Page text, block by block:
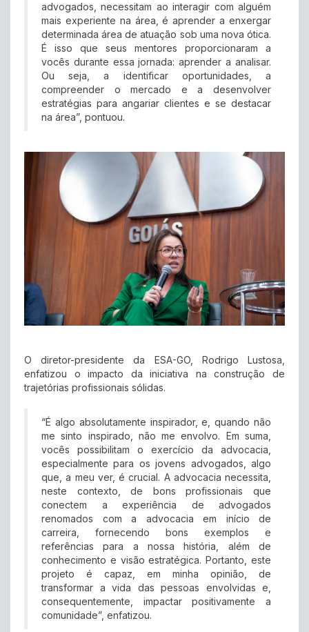
advogados, necessitam ao interagir com alguém
mais experiente na área, é aprender a enxergar
determinada área de atuação sob uma nova ótica.
É isso que seus mentores proporcionaram a
vocês durante essa jornada: aprender a analisar.
Ou seja, a identificar oportunidades, a
compreender o mercado e a desenvolver
estratégias para angariar clientes e se destacar
na área”, pontuou.
O diretor-presidente da ESA-GO, Rodrigo Lustosa,
enfatizou o impacto da iniciativa na construção de
trajetórias profissionais sólidas.
“É algo absolutamente inspirador, e, quando não
me sinto inspirado, não me envolvo. Em suma,
vocês possibilitam o exercício da advocacia,
especialmente para os jovens advogados, algo
que, a meu ver, é crucial. A advocacia necessita,
neste contexto, de bons profissionais que
conectem a experiência de advogados
renomados com a advocacia em início de
carreira, fornecendo bons exemplos e
referências para a nossa história, além de
conhecimento e visão estratégica. Portanto, este
projeto é capaz, em minha opinião, de
transformar a vida das pessoas envolvidas e,
consequentemente, impactar positivamente a
comunidade”, enfatizou.